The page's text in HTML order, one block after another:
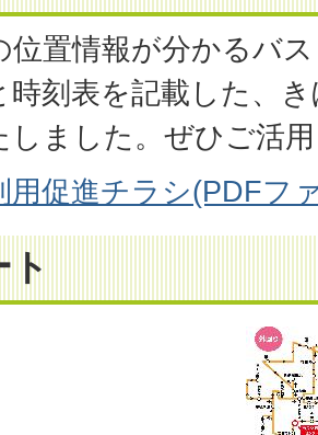
位置情報が分かるバ
時刻表を記載した、
しました。ぜひご活
用促進チラシ(PDFフ